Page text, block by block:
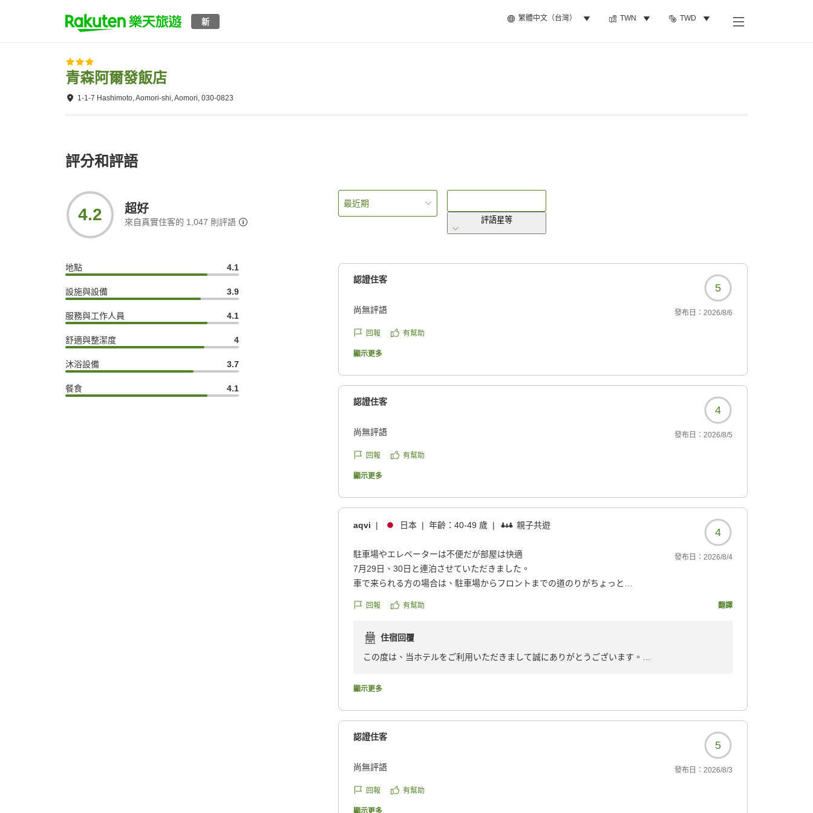
新 繁體中文（台灣） TWN TWD
青森阿爾發飯店
1-1-7 Hashimoto, Aomori-shi, Aomori, 030-0823
評分和評語
4.2 超好
來自真實住客的 1,047 則評語
地點 4.1
設施與設備 3.9
服務與工作人員 4.1
舒適與整潔度 4
沐浴設備 3.7
餐食 4.1
最近期
評語星等
認證住客
5
尚無評語 發布日： 2026/8/6
回報 有幫助
顯示更多
認證住客
4
尚無評語 發布日： 2026/8/5
回報 有幫助
顯示更多
aqvi | 日本 | 年齡：40-49 歲 | 親子共遊
4
駐車場やエレベーターは不便だが部屋は快適
7月29日、30日と連泊させていただきました。
車で来られる方の場合は、駐車場からフロントまでの道のりがちょっと特
エレベーターが1つだけなので、渋滞するとちょこっと不便さを感じまし
部屋は綺麗でしたし、過ごしやすかったです。朝食も美味しかったです。
クチコミの詳細はこちらから
reviewId=33123478402285
發布日： 2026/8/4
回報 有幫助 翻譯
住宿回覆
この度は、当ホテルをご利用いただきまして誠にありがとうございます。
当ホテルに併設しております立体駐車場とエレベーターでのご移動の際には、
弊社従業員サービス向上に努めて参ります。
今後も変わらぬご愛顧のほど、宜しくお願い致します。
顯示更多
認證住客
5
尚無評語 發布日： 2026/8/3
回報 有幫助
顯示更多